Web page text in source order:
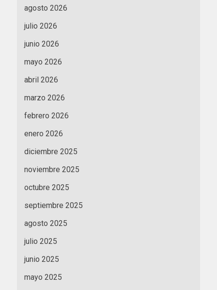
agosto 2026
julio 2026
junio 2026
mayo 2026
abril 2026
marzo 2026
febrero 2026
enero 2026
diciembre 2025
noviembre 2025
octubre 2025
septiembre 2025
agosto 2025
julio 2025
junio 2025
mayo 2025